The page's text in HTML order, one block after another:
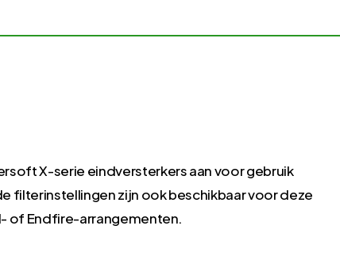
X-serie eindversterkers aan voor gebruik
zijn ook beschikbaar voor deze
of Endfire-arrangementen.